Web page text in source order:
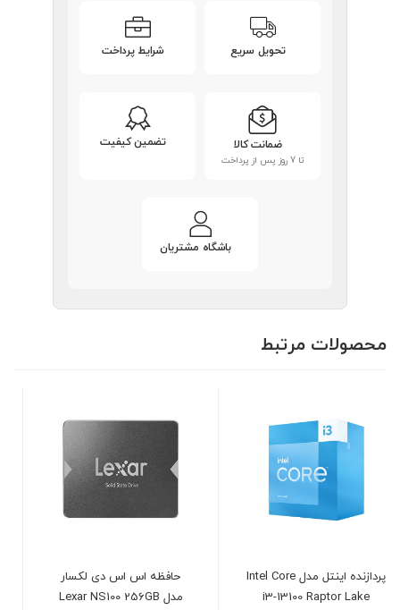
تحویل سریع شرایط پرداخت
ضمانت کالا
تا 7 روز پس از پرداخت
تضمین کیفیت
باشگاه مشتریان
محصولات مرتبط
حافظه اس اس دی لکسار
مدل Lexar NS100 256GB
حافظه اس اس دی لکسار
مدل LEXAR NM620 NVMe